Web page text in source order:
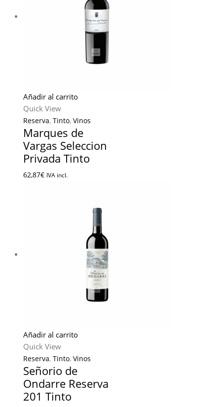
Añadir al carrito
Quick View
Reserva, Tinto, Vinos
Marques de
Vargas Seleccion
Privada Tinto
62,87€ IVA incl.
Añadir al carrito
Quick View
Reserva, Tinto, Vinos
Señorio de
Ondarre Reserva
201 Tinto